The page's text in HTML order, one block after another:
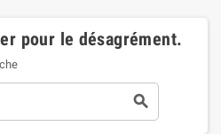
pour le désagrément.
search